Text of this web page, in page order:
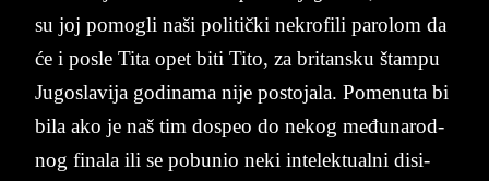
su ­joj po­mo­gli naši po­li­tički nekrofili pa­ro­lom da
će i po­sle Tita opet biti Tito, za bri­tan­sku štam­pu
Ju­go­sla­vi­ja go­di­na­ma nije po­sto­ja­la. Po­me­nu­ta bi
bila ako je naš tim do­speo do ne­kog me­đu­na­rod­
nog fina­la ili se po­bu­nio neki in­te­lek­tu­al­ni di­si­